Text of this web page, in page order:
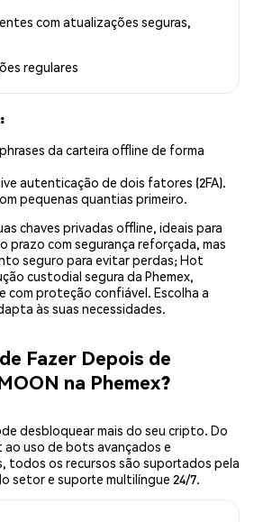
com atualizações seguras,
regulares
da carteira offline de forma
autenticação de dois fatores (2FA).
pequenas quantias primeiro.
chaves privadas offline, ideais para
prazo com segurança reforçada, mas
seguro para evitar perdas; Hot
custodial segura da Phemex,
com proteção confiável. Escolha a
às suas necessidades.
Fazer Depois de
na Phemex?
desbloquear mais do seu cripto. Do
uso de bots avançados e
todos os recursos são suportados pela
setor e suporte multilíngue 24/7.